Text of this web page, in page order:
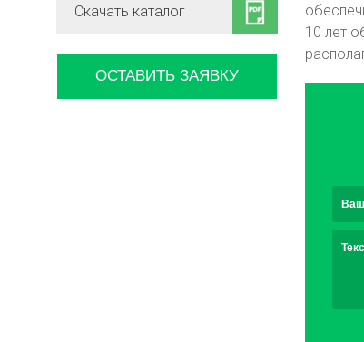
10 лет
Скачать каталог
ОСТАВИТЬ ЗАЯВКУ